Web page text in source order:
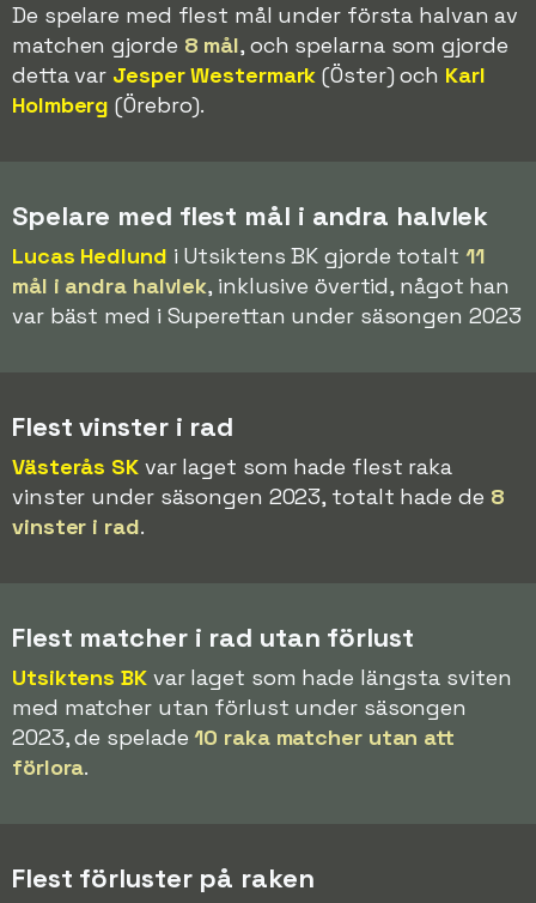
De spelare med flest mål under första halvan av
matchen gjorde 8 mål, och spelarna som gjorde
detta var Jesper Westermark (Öster) och Karl
Holmberg (Örebro).
Spelare med flest mål i andra halvlek
Lucas Hedlund i Utsiktens BK gjorde totalt 11
mål i andra halvlek, inklusive övertid, något han
var bäst med i Superettan under säsongen 2023
Flest vinster i rad
Västerås SKvar laget som hade flest raka
vinster under säsongen 2023, totalt hade de 8
vinster i rad.
Flest matcher i rad utan förlust
Utsiktens BKvar laget som hade längsta sviten
med matcher utan förlust under säsongen
2023, de spelade10 raka matcher utan att
förlora.
Flest förluster på raken